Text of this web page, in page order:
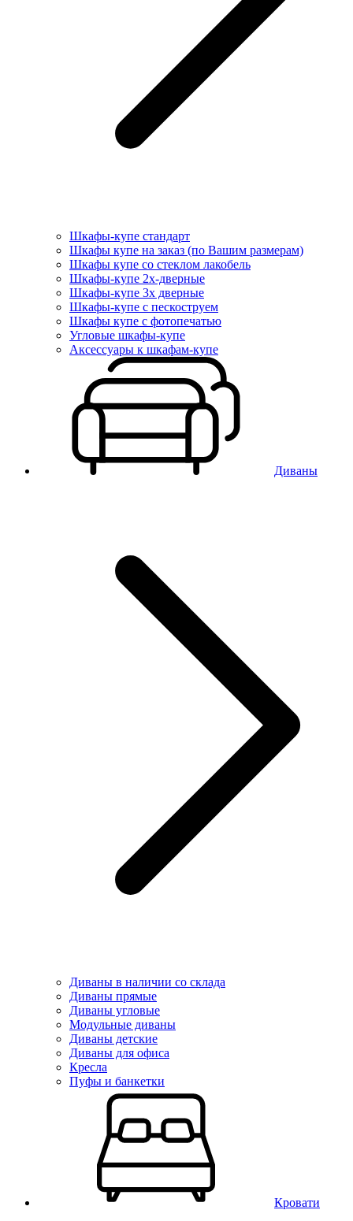
Шкафы-купе стандарт
Шкафы купе на заказ (по Вашим размерам)
Шкафы купе со стеклом лакобель
Шкафы-купе 2х-дверные
Шкафы-купе 3х дверные
Шкафы-купе с пескоструем
Шкафы купе с фотопечатью
Угловые шкафы-купе
Аксессуары к шкафам-купе
Диваны
Диваны в наличии со склада
Диваны прямые
Диваны угловые
Модульные диваны
Диваны детские
Диваны для офиса
Кресла
Пуфы и банкетки
Кровати